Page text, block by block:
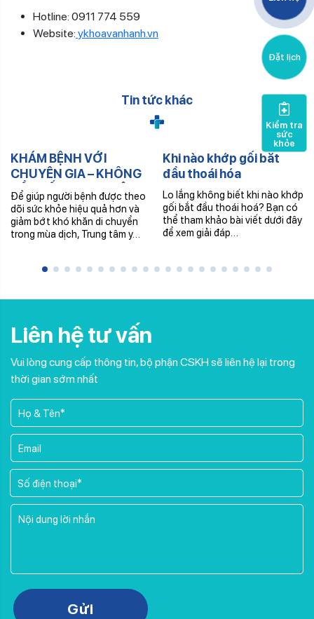
Hotline: 0911 774 559
Website: ykhoavanhanh.vn
Tin tức khác
KHÁM BỆNH VỚI
CHUYÊN GIA – KHÔNG
CẦN ĐẾN TRUNG TÂM –
NHẬN THUỐC TRONG
NGÀY
Để giúp người bệnh được theo
dõi sức khỏe hiệu quả hơn và
giảm bớt khó khăn di chuyển
trong mùa dịch, Trung tâm y…
Khi nào khớp gối bắt
đầu thoái hóa
Lo lắng không biết khi nào khớp
gối bắt đầu thoái hoá? Bạn có
thể tham khảo bài viết dưới đây
để xem giải đáp…
Liên hệ tư vấn
Vui lòng cung cấp thông tin, bộ phận CSKH sẽ liên hệ lại trong
thời gian sớm nhất
Please leave this field empty.
Gửi
Đặt lịch
Kiểm tra
sức
khỏe